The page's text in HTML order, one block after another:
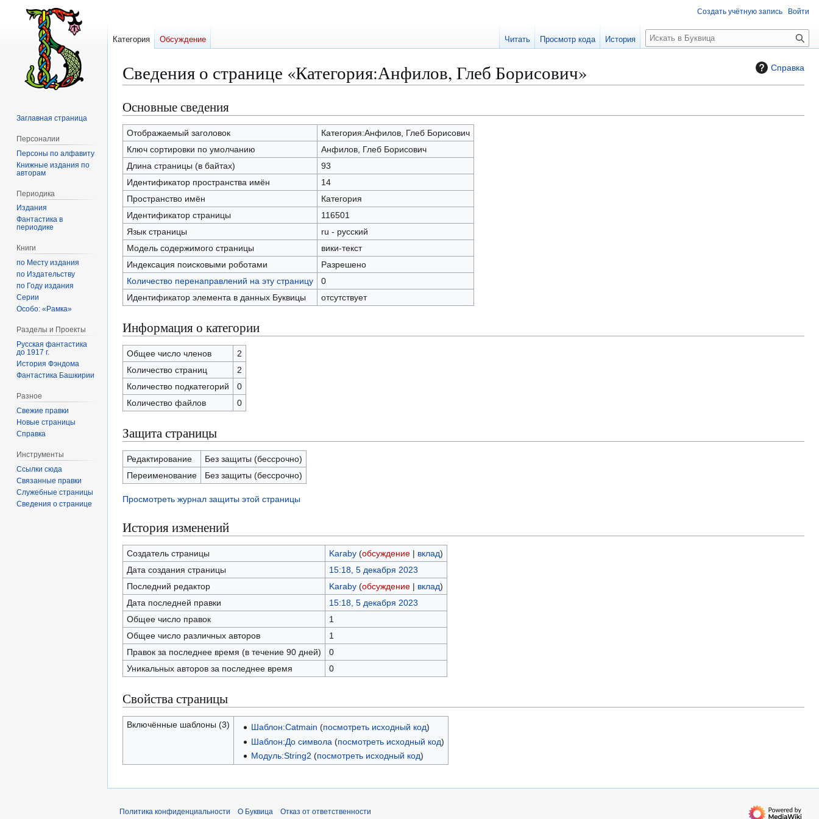
Справка
Сведения о странице «Категория:Анфилов, Глеб Борисович»
Перейти
к
навигации
Перейти
к
поиску
Основные сведения
Отображаемый заголовок
Категория:Анфилов, Глеб Борисович
Ключ сортировки по умолчанию
Анфилов, Глеб Борисович
Длина страницы (в байтах)
93
Идентификатор пространства имён
14
Пространство имён
Категория
Идентификатор страницы
116501
Язык страницы
ru - русский
Модель содержимого страницы
вики-текст
Индексация поисковыми роботами
Разрешено
Количество перенаправлений на эту страницу
0
Идентификатор элемента в данных Буквицы
отсутствует
Информация о категории
Общее число членов
2
Количество страниц
2
Количество подкатегорий
0
Количество файлов
0
Защита страницы
Редактирование
Без защиты (бессрочно)
Переименование
Без защиты (бессрочно)
Просмотреть журнал защиты этой страницы
История изменений
Создатель страницы Karaby (обсуждение| вклад)
Дата создания страницы
15:18, 5 декабря 2023
Последний редактор
Karaby (обсуждение| вклад)
Дата последней правки
15:18, 5 декабря 2023
Общее число правок
1
Общее число различных авторов
1
Правок за последнее время (в течение 90 дней)
0
Уникальных авторов за последнее время
0
Свойства страницы
Включённые шаблоны (3) Шаблон:Catmain (посмотреть исходный код)
Шаблон:До символа (посмотреть исходный код)
Модуль:String2 (посмотреть исходный код)
Создать учётную запись Войти
Категория Обсуждение Читать Просмотр кода История
П
о
к
Заглавная страница
Персоналии
Персоны по алфавиту
Книжные издания по
авторам
Периодика
Издания
Фантастика в
периодике
Книги
по Месту издания
по Издательству
по Году издания
Серии
Особо: «Рамка»
Разделы и Проекты
Русская фантастика
до 1917 г.
История Фэндома
Фантастика Башкирии
Разное
Свежие правки
Новые страницы
Справка
Инструменты
Ссылки сюда
Связанные правки
Служебные страницы
Сведения о странице
Политика конфиденциальности О Буквица Отказ от ответственности